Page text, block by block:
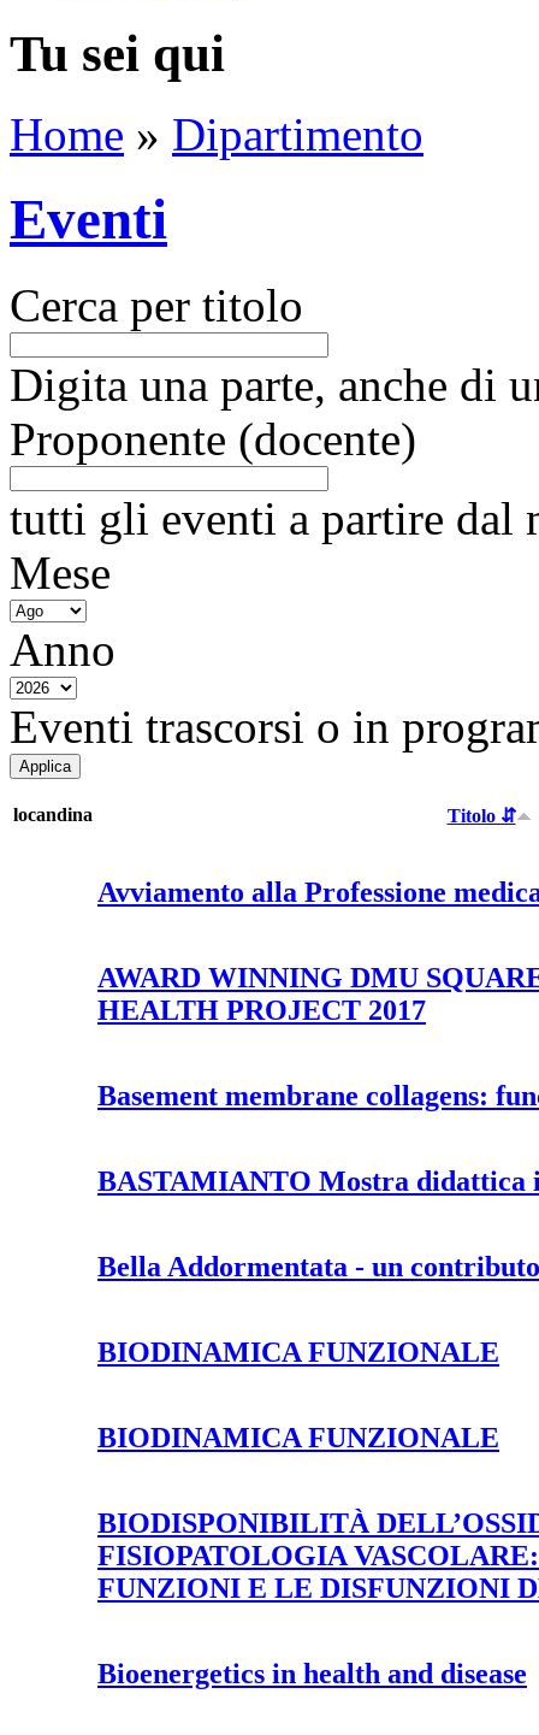
Tu sei qui
Home » Dipartimento
Eventi
Cerca per titolo
Digita una parte, anche di
Proponente (docente)
tutti gli eventi a partire dal
Mese
Anno
Eventi trascorsi o in
locandina Titolo ⇵
Avviamento alla Professione
AWARD WINNING DMU
HEALTH PROJECT 2017
Basement membrane collagens:
BASTAMIANTO Mostra didattica
Bella Addormentata - un
BIODINAMICA FUNZIONALE
BIODINAMICA FUNZIONALE
BIODISPONIBILITÀ
FISIOPATOLOGIA
FUNZIONI E LE DISFUNZIONI
Bioenergetics in health and disease